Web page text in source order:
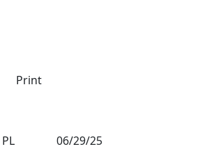
Print
PL
06/29/25